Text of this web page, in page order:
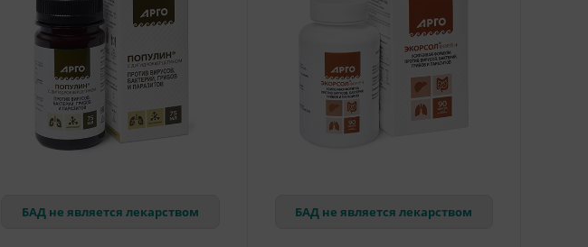
БАД не является лекарством БАД не является лекарством